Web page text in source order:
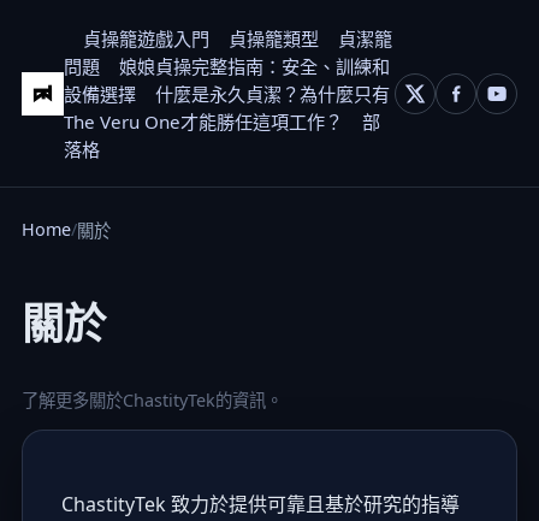
貞操籠遊戲入門 貞操籠類型
貞潔籠
問題
娘娘貞操完整指南：安全、訓練和
設備選擇
什麼是永久貞潔？為什麼只有
The Veru One才能勝任這項工作？
部
落格
Home 關於
關於
了解更多關於ChastityTek的資訊。
ChastityTek 致力於提供可靠且基於研究的指導